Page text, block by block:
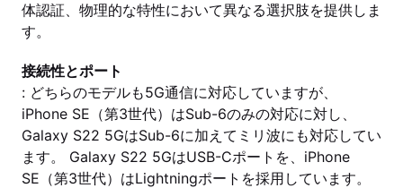
体認証、物理的な特性において異なる選択肢を提供しま
す。
接続性とポート
: どちらのモデルも5G通信に対応していますが、
iPhone SE（第3世代）はSub-6のみの対応に対し、
Galaxy S22 5GはSub-6に加えてミリ波にも対応してい
ます。 Galaxy S22 5GはUSB-Cポートを、iPhone
SE（第3世代）はLightningポートを採用しています。